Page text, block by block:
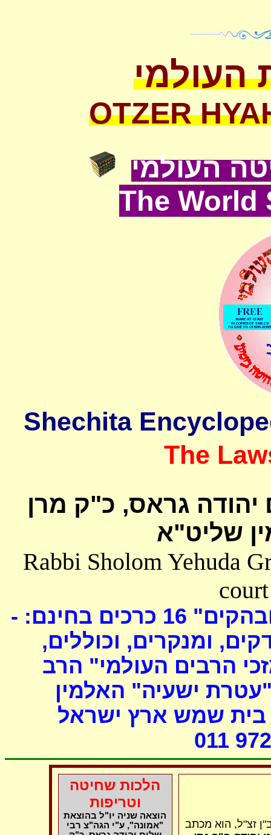
העולמי
OTZER
העולמי
The World
The
גראס, כ"ק מרן
שליט"א
Rabbi Sholom Yehuda
כרכים בחינם: -
ומנקרים, וכוללים,
הרבים העולמי" הרב
ישעיה" האלמין
שמש ארץ ישראל
011
זצ"ל, הוא מכתב
הלכות שחיטה
וטריפות
הוצאה שניה יו"ל בהוצאת
"אמונה", ע"י הגה"צ רבי